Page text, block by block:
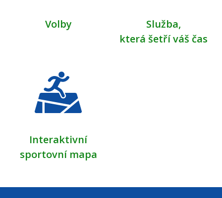
Volby
Služba,
která šetří váš čas
Interaktivní
sportovní mapa